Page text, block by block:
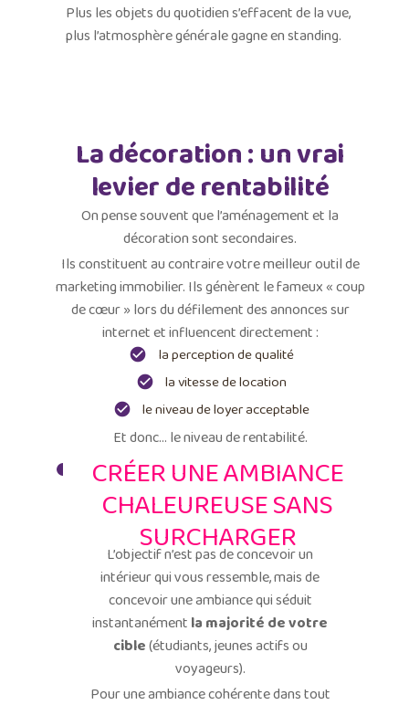
Plus les objets du quotidien s’effacent de la vue,
plus l’atmosphère générale gagne en standing.
La décoration : un vrai
levier de rentabilité
On pense souvent que l’aménagement et la
décoration sont secondaires.
Ils constituent au contraire votre meilleur outil de
marketing immobilier. Ils génèrent le fameux « coup
de cœur » lors du défilement des annonces sur
internet et influencent directement :
la perception de qualité
la vitesse de location
le niveau de loyer acceptable
Et donc… le niveau de rentabilité.
CRÉER UNE AMBIANCE
CHALEUREUSE SANS
SURCHARGER
L’objectif n’est pas de concevoir un
intérieur qui vous ressemble, mais de
concevoir une ambiance qui séduit
instantanément la majorité de votre
cible(étudiants, jeunes actifs ou
voyageurs).
Pour une ambiance cohérente dans tout